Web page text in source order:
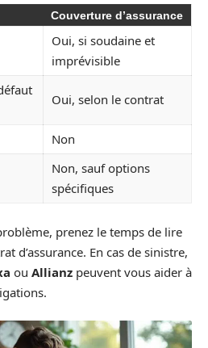
Couverture d’assurance
Oui, si soudaine et
imprévisible
Oui, selon le contrat
Non
Non, sauf options
spécifiques
prenez le temps de lire
d’assurance. En cas de sinistre,
ou Allianz peuvent vous aider à